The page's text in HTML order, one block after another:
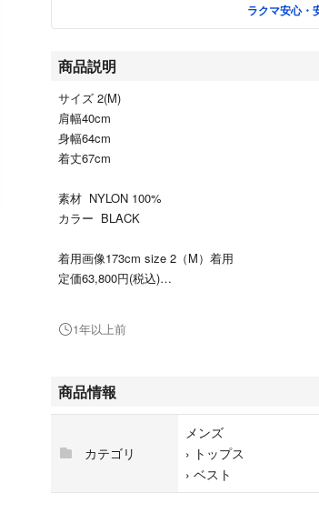
ラクマ安心・
商品説明
サイズ 2(M)
肩幅40cm
身幅64cm
着丈67cm
素材 NYLON 100%
カラー BLACK
着用画像173cm size 2（M）着用
定価63,800円(税込)
着用回数2回ほどの美品です。
John Partridgeのコレクションではワックスジャ
高いキルトコレクション。
中綿には80gの中綿を入れており、軽量ながら保
に。
オーバーサイズにデザインされたキルテイング
1年以上前
商品情報
カテゴリ
メンズ
› トップス
› ベスト